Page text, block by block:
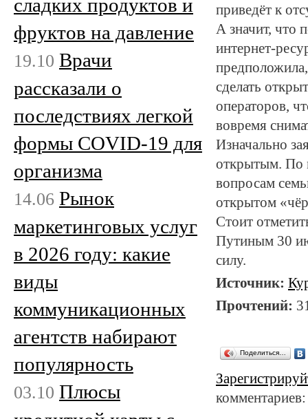
приведёт к
А значит, что
интернет-
сделать
операторов,
вовремя
Изначально
открытым. По
вопросам
открытом
Стоит
Путиным 30
силу.
Источник:
Прочтений:
Поделиться…
сладких продуктов и
фруктов на давление
19.10 Врачи
рассказали о
последствиях легкой
формы COVID-19 для
организма
14.06 Рынок
маркетинговых услуг
в 2026 году: какие
виды
коммуникационных
агентств набирают
популярность
03.10 Плюсы